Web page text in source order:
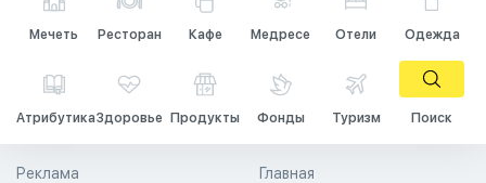
Мечеть Ресторан Кафе Медресе Отели Одежда
АтрибутикаЗдоровье Продукты Фонды Туризм Поиск
Главная
Реклама